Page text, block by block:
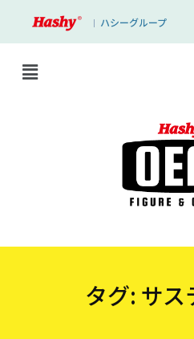
｜ ハシーグループ
タグ: サス